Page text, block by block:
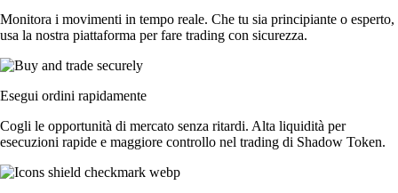
Monitora i movimenti in tempo reale. Che tu sia principiante o esperto,
usa la nostra piattaforma per fare trading con sicurezza.
Esegui ordini rapidamente
Cogli le opportunità di mercato senza ritardi. Alta liquidità per
esecuzioni rapide e maggiore controllo nel trading di Shadow Token.